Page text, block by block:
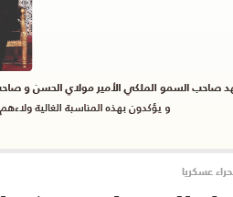
عسكريا